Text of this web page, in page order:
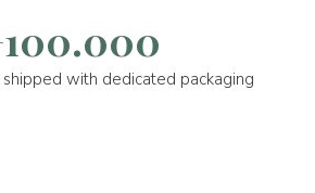
with dedicated packaging